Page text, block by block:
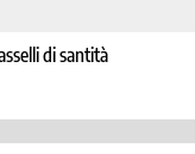
di santità